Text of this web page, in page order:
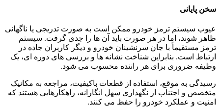
سخن پایانی
عیوب سیستم ترمز خودرو ممکن است به صورت تدریجی یا ناگهانی
ظاهر شوند، اما در هر صورت باید آن ها را جدی گرفت. سیستم
ترمز مستقیماً با جان سرنشینان خودرو و دیگر کاربران جاده در
ارتباط است. بنابراین شناخت نشانه ها و بررسی های دوره ای، یک
وظیفه ضروری برای هر راننده محسوب می شود.
رسیدگی به موقع، استفاده از قطعات باکیفیت، مراجعه به مکانیک
متخصص و اجتناب از نگهداری سهل انگارانه، راهکارهایی هستند که
امنیت و عملکرد خودرو را حفظ می کنند.